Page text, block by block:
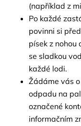
(například z
Po každé
povinni si
písek z nohou
se sladkou
každé lodi.
Žádáme vás
odpadu na
označené
informačním